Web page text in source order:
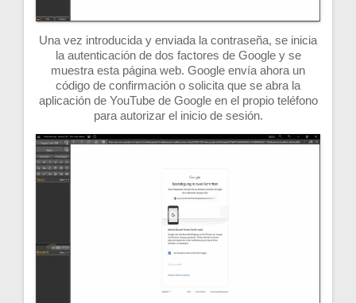
Una vez introducida y enviada la contraseña, se inicia
la autenticación de dos factores de Google y se
muestra esta página web. Google envía ahora un
código de confirmación o solicita que se abra la
aplicación de YouTube de Google en el propio teléfono
para autorizar el inicio de sesión.